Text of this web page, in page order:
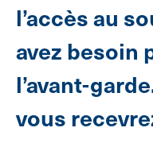
l’accès au
avez besoin
l’avant-
vous